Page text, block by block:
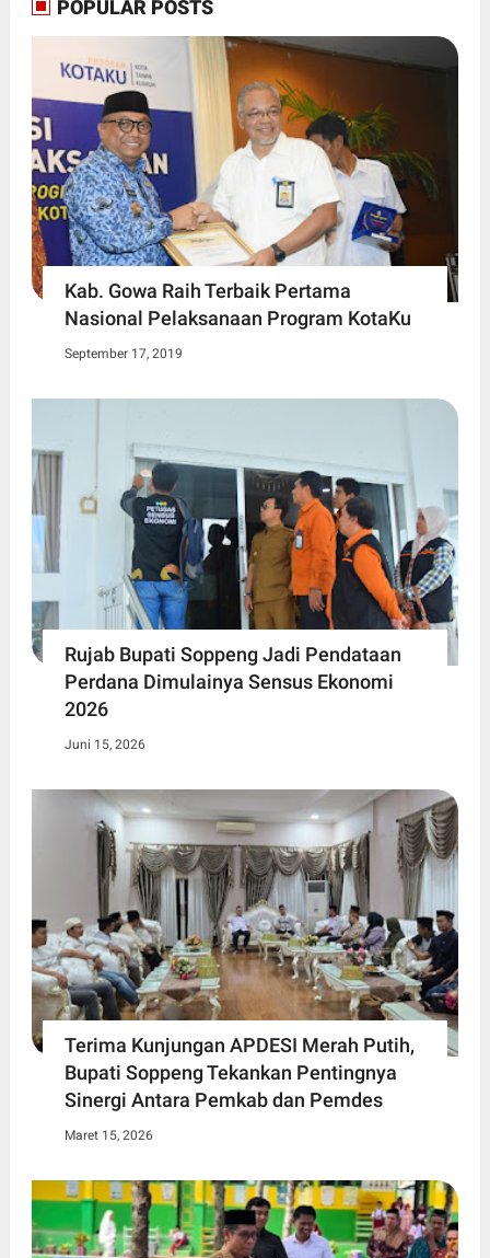
POPULAR POSTS
Kab. Gowa Raih Terbaik Pertama
Nasional Pelaksanaan Program KotaKu
September 17, 2019
Rujab Bupati Soppeng Jadi Pendataan
Perdana Dimulainya Sensus Ekonomi
2026
Juni 15, 2026
Terima Kunjungan APDESI Merah Putih,
Bupati Soppeng Tekankan Pentingnya
Sinergi Antara Pemkab dan Pemdes
Maret 15, 2026